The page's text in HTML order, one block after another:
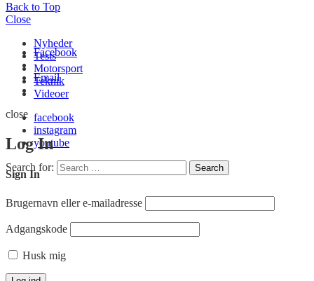
Back to Top
Close
Nyheder
Tests
Motorsport
Teknik
Videoer
facebook
instagram
youtube
Search for: Search
Facebook
Email
close
Log In
Sign In
Brugernavn eller e-mailadresse
Adgangskode
Husk mig